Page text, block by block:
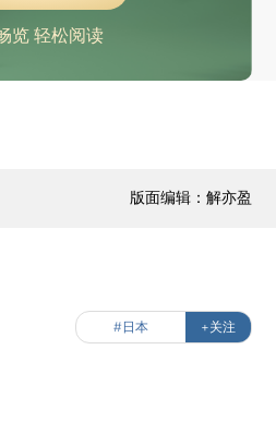
览 轻松阅读
版面编辑：解亦盈
#日本 +关注